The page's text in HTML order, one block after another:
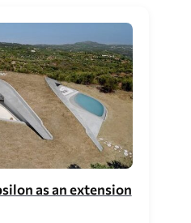
as an extension